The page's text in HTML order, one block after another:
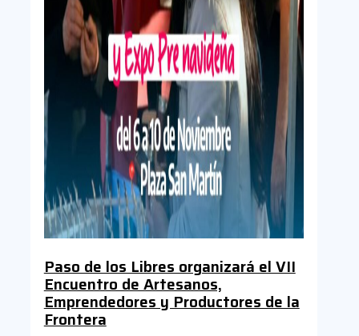
Paso de los Libres organizará el VII
Encuentro de Artesanos,
Emprendedores y Productores de la
Frontera